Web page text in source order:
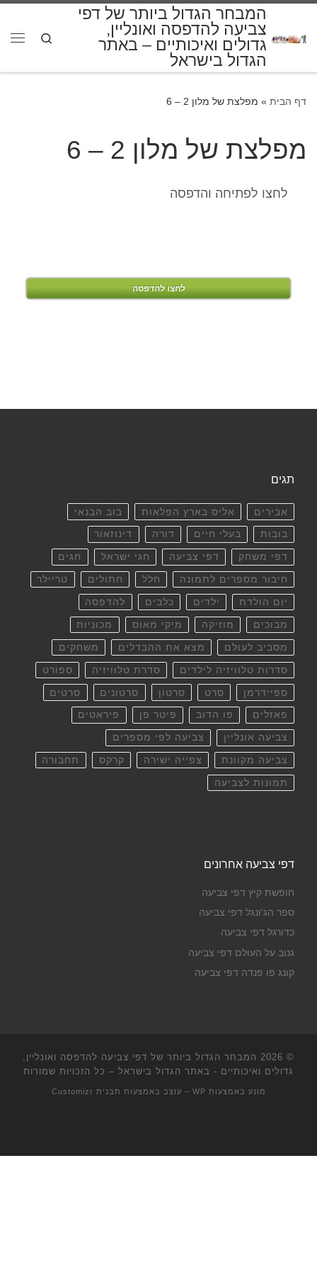
המבחר הגדול ביותר של דפי
צביעה להדפסה ואונליין,
גדולים ואיכותיים – באתר
הגדול בישראל
Search
דף הבית » מפלצת של מלון 2 – 6
מפלצת של מלון 2 – 6
לחצו לפתיחה והדפסה
לחצו להדפסה
תגים
אבירים אליס בארץ הפלאות בוב הבנאי
בובות בעלי חיים דורה דינוזאור
דפי משחק דפי צביעה חגי ישראל חגים
חיבור מספרים לתמונה חלל חתולים טריילר
יום הולדת ילדים כלבים להדפסה
מבוכים מוזיקה מיקי מאוס מכוניות
מסביב לעולם מצא את ההבדלים משחקים
סדרות טלוויזיה לילדים סדרת טלוויזיה ספורט
ספיידרמן סרט סרטון סרטונים סרטים
פאזלים פו הדוב פיטר פן פיראטים
צביעה אונליין צביעה לפי מספרים
צביעה מקוונת צפייה ישירה קרקס תחבורה
תמונות לצביעה
דפי צביעה אחרונים
חופשת קיץ דפי צביעה
ספר הג'ונגל דפי צביעה
כדורגל דפי צביעה
גנוב על העולם דפי צביעה
קונג פו פנדה דפי צביעה
© 2026
המבחר הגדול ביותר של דפי צביעה להדפסה ואונליין,
גדולים ואיכותיים - באתר הגדול בישראל – כל הזכויות שמורות
מונע באמצעות WP – עוצב באמצעות תבנית Customizr